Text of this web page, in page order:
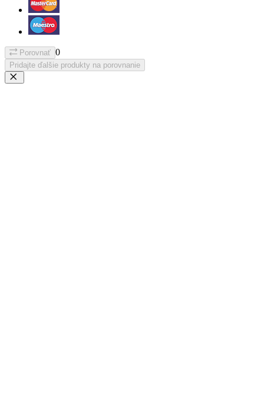
Porovnať 0
Pridajte ďalšie produkty na porovnanie